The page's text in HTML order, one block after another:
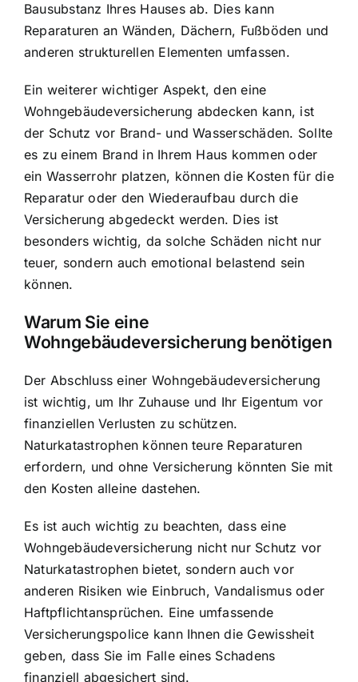
Bausubstanz Ihres Hauses ab. Dies kann
Reparaturen an Wänden, Dächern, Fußböden und
anderen strukturellen Elementen umfassen.
Ein weiterer wichtiger Aspekt, den eine
Wohngebäudeversicherung abdecken kann, ist
der Schutz vor Brand- und Wasserschäden. Sollte
es zu einem Brand in Ihrem Haus kommen oder
ein Wasserrohr platzen, können die Kosten für die
Reparatur oder den Wiederaufbau durch die
Versicherung abgedeckt werden. Dies ist
besonders wichtig, da solche Schäden nicht nur
teuer, sondern auch emotional belastend sein
können.
Warum Sie eine
Wohngebäudeversicherung benötigen
Der Abschluss einer Wohngebäudeversicherung
ist wichtig, um Ihr Zuhause und Ihr Eigentum vor
finanziellen Verlusten zu schützen.
Naturkatastrophen können teure Reparaturen
erfordern, und ohne Versicherung könnten Sie mit
den Kosten alleine dastehen.
Es ist auch wichtig zu beachten, dass eine
Wohngebäudeversicherung nicht nur Schutz vor
Naturkatastrophen bietet, sondern auch vor
anderen Risiken wie Einbruch, Vandalismus oder
Haftpflichtansprüchen. Eine umfassende
Versicherungspolice kann Ihnen die Gewissheit
geben, dass Sie im Falle eines Schadens
finanziell abgesichert sind.